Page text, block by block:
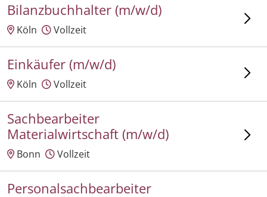
Bilanzbuchhalter (m/w/d)
Köln Vollzeit
Einkäufer (m/w/d)
Köln Vollzeit
Sachbearbeiter
Materialwirtschaft (m/w/d)
Bonn Vollzeit
Personalsachbearbeiter